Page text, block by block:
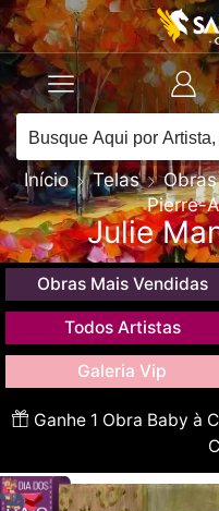
Início Telas
Pierre-
Julie
Obras Mais Vendidas
Todos Artistas
Galeria Vip
Ganhe 1 Obra Baby à